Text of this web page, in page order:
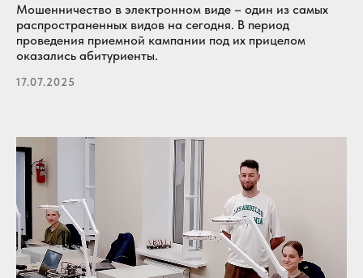
Мошенничество в электронном виде – один из самых
распространенных видов на сегодня. В период
проведения приемной кампании под их прицелом
оказались абитуриенты.
17.07.2025